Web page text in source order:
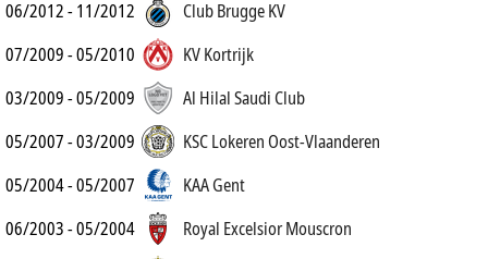
06/2012 - 11/2012
Club Brugge KV
07/2009 - 05/2010
KV Kortrijk
03/2009 - 05/2009
Al Hilal Saudi Club
05/2007 - 03/2009
KSC Lokeren Oost-Vlaanderen
05/2004 - 05/2007
KAA Gent
06/2003 - 05/2004
Royal Excelsior Mouscron